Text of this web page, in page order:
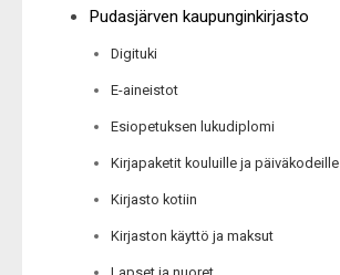
Pudasjärven kaupunginkirjasto
Digituki
E-aineistot
Esiopetuksen lukudiplomi
Kirjapaketit kouluille ja päiväkodeille
Kirjasto kotiin
Kirjaston käyttö ja maksut